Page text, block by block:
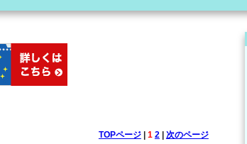
TOPページ| 1 2| 次のページ